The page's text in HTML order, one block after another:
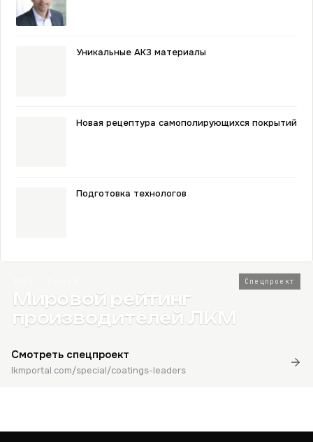
Уникальные АКЗ материалы
Новая рецептура самополирующихся покрытий
Подготовка технологов
Спецпроект
Мировой рейтинг
производителей ЛКМ
Смотреть спецпроект
lkmportal.com/special/coatings-leaders